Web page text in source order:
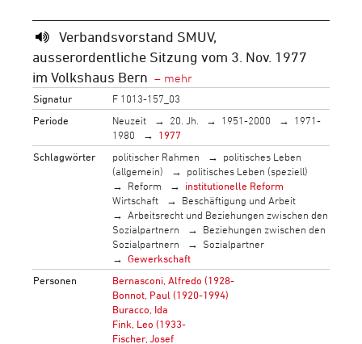
Verbandsvorstand SMUV,
ausserordentliche Sitzung vom 3. Nov. 1977
im Volkshaus Bern
Signatur
F 1013-157_03
Periode
Neuzeit 20. Jh. 1951-2000
1971-
1980
1977
Schlagwörter
politischer Rahmen
politisches Leben
(allgemein)
politisches Leben (speziell)
Reform
institutionelle Reform
Wirtschaft
Beschäftigung und Arbeit
Arbeitsrecht und Beziehungen zwischen den
Sozialpartnern
Beziehungen zwischen den
Sozialpartnern
Sozialpartner
Gewerkschaft
Personen
Bernasconi, Alfredo (1928-
Bonnot, Paul (1920-1994)
Buracco, Ida
Fink, Leo (1933-
Fischer, Josef